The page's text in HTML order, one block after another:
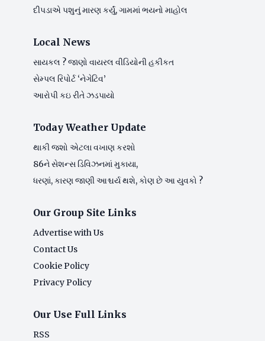
દીપડાએ પશુનું મારણ કર્યું, ગામમાં ભયનો માહોલ
Local News
સાયકલ ? જાણો વાયરલ વીડિયોની હકીકત
સેમ્પલ રિપોર્ટ ‘નેગેટિવ’
આરોપી કઇ રીતે ઝડપાયો
Today Weather Update
થાકી જશો એટલા વખાણ કરશો
86ને સેશન્સ ડિવિઝનમાં મુકાયા,
ધરણાં, કારણ જાણી આશ્ચર્ય થશે, કોણ છે આ યુવકો ?
Our Group Site Links
Advertise with Us
Contact Us
Cookie Policy
Privacy Policy
Our Use Full Links
RSS